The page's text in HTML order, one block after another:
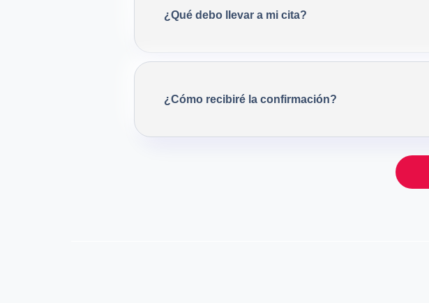
¿Qué debo llevar a mi cita?
¿Cómo recibiré la confirmación?